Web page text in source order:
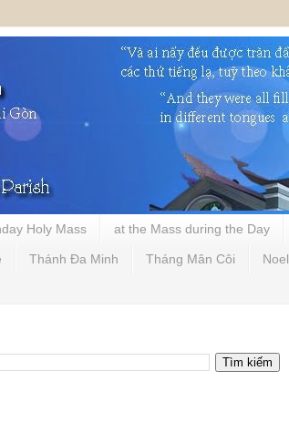
Holy Mass at the Mass during the Day
Thánh Đa Minh Tháng Mân Côi Noel